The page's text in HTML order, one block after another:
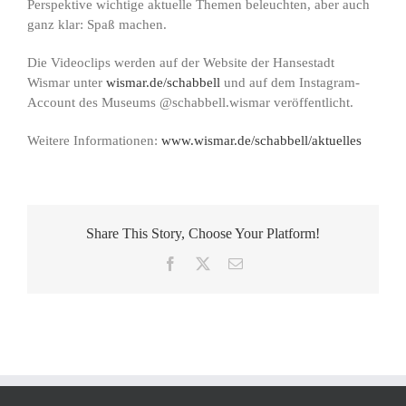
Perspektive wichtige aktuelle Themen beleuchten, aber auch
ganz klar: Spaß machen.
Die Videoclips werden auf der Website der Hansestadt
Wismar unter wismar.de/schabbell und auf dem Instagram-
Account des Museums @schabbell.wismar veröffentlicht.
Weitere Informationen: www.wismar.de/schabbell/aktuelles
Share This Story, Choose Your Platform!
Facebook
E-